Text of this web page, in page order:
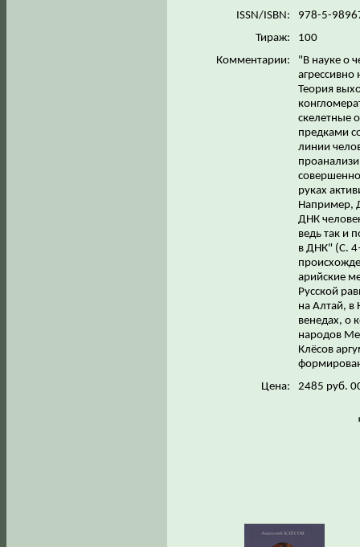
ISSN/ISBN:
978-5-
Тираж:
100
Комментарии:
"В науке о
Теория
скелетные
предками
линии
руках
Например,
ДНК
ведь так и
в ДНК" (С.
арийские
Русской
на Алтай, в
венедах, о
народов
Клёсов
Цена:
2485 руб.